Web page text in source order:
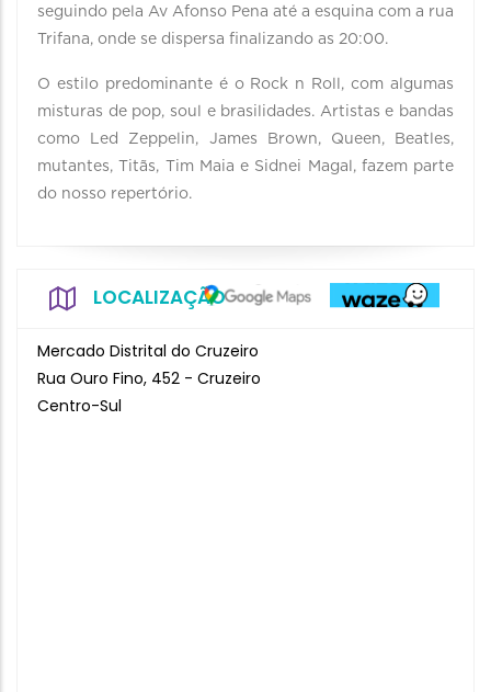
seguindo pela Av Afonso Pena até a esquina com a rua
Trifana, onde se dispersa finalizando as 20:00.
O estilo predominante é o Rock n Roll, com algumas
misturas de pop, soul e brasilidades. Artistas e bandas
como Led Zeppelin, James Brown, Queen, Beatles,
mutantes, Titãs, Tim Maia e Sidnei Magal, fazem parte
do nosso repertório.
LOCALIZAÇÃO
Mercado Distrital do Cruzeiro
Rua Ouro Fino, 452 - Cruzeiro
Centro-Sul